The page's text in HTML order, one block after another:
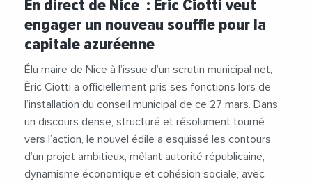
#Municipales
#Municipales2026
#Politique
#PouvoirDAmp039Achat
#Securite #Videos
En direct de Nice : Éric Ciotti veut
engager un nouveau souffle pour la
capitale azuréenne
Élu maire de Nice à l’issue d’un scrutin municipal net,
Éric Ciotti a officiellement pris ses fonctions lors de
l’installation du conseil municipal de ce 27 mars. Dans
un discours dense, structuré et résolument tourné
vers l’action, le nouvel édile a esquissé les contours
d’un projet ambitieux, mêlant autorité républicaine,
dynamisme économique et cohésion sociale, avec